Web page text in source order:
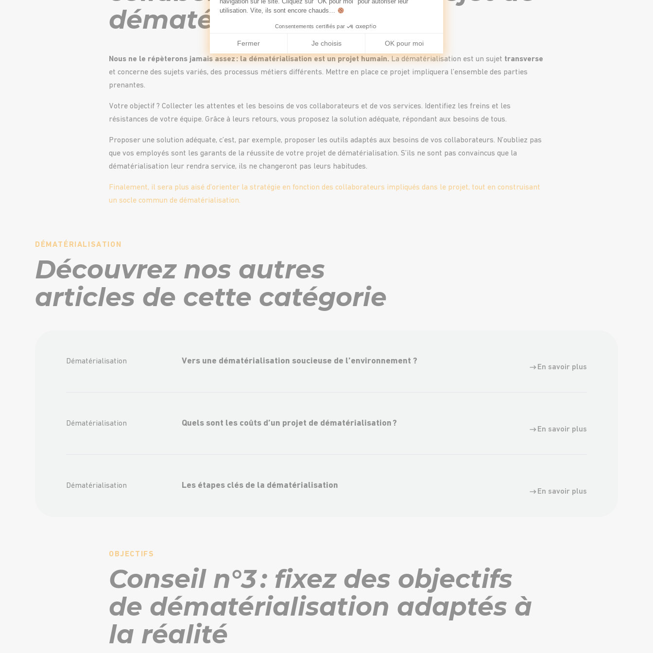
dématérialisation
Nous ne le répèterons jamais assez : la dématérialisation est un projet humain. La dématérialisation est un sujet transverse
et concerne des sujets variés, des processus métiers différents. Mettre en place ce projet impliquera l’ensemble des parties
prenantes.
Votre objectif ? Collecter les attentes et les besoins de vos collaborateurs et de vos services. Identifiez les freins et les
résistances de votre équipe. Grâce à leurs retours, vous proposez la solution adéquate, répondant aux besoins de tous.
Proposer une solution adéquate, c’est, par exemple, proposer les outils adaptés aux besoins de vos collaborateurs. N’oubliez pas
que vos employés sont les garants de la réussite de votre projet de dématérialisation. S’ils ne sont pas convaincus que la
dématérialisation leur rendra service, ils ne changeront pas leurs habitudes.
Finalement, il sera plus aisé d’orienter la stratégie en fonction des collaborateurs impliqués dans le projet, tout en construisant
un socle commun de dématérialisation.
DÉMATÉRIALISATION
Découvrez nos autres
articles de cette catégorie
Dématérialisation Vers une dématérialisation soucieuse de l’environnement ?
En savoir plus
Dématérialisation Quels sont les coûts d’un projet de dématérialisation ?
En savoir plus
Dématérialisation Les étapes clés de la dématérialisation
En savoir plus
OBJECTIFS
Conseil n°3 : fixez des objectifs
de dématérialisation adaptés à
la réalité
utilisation. Vite, ils sont encore chauds…
Consentements certifiés par
Fermer Je choisis OK pour moi